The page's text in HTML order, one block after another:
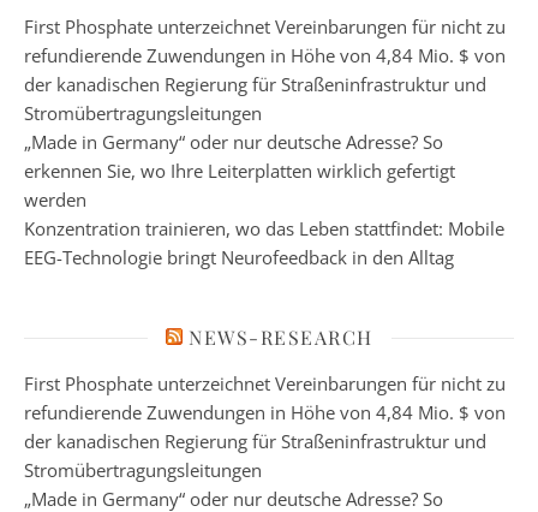
First Phosphate unterzeichnet Vereinbarungen für nicht zu
refundierende Zuwendungen in Höhe von 4,84 Mio. $ von
der kanadischen Regierung für Straßeninfrastruktur und
Stromübertragungsleitungen
„Made in Germany“ oder nur deutsche Adresse? So
erkennen Sie, wo Ihre Leiterplatten wirklich gefertigt
werden
Konzentration trainieren, wo das Leben stattfindet: Mobile
EEG-Technologie bringt Neurofeedback in den Alltag
NEWS-RESEARCH
First Phosphate unterzeichnet Vereinbarungen für nicht zu
refundierende Zuwendungen in Höhe von 4,84 Mio. $ von
der kanadischen Regierung für Straßeninfrastruktur und
Stromübertragungsleitungen
„Made in Germany“ oder nur deutsche Adresse? So